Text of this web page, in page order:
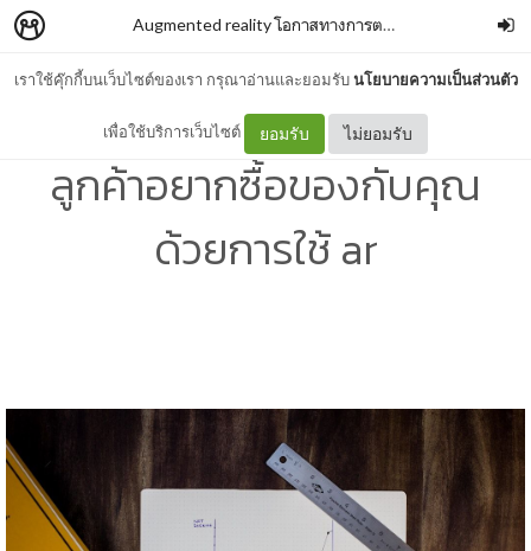
เราใช้คุ๊กกี้บนเว็บไซต์ของเรา กรุณาอ่านและยอมรับนโยบายความเป็นส่วนตัว
เพื่อใช้บริการเว็บไซต์ ยอมรับ ไม่ยอมรับ
Augmented reality โอกาสทางการตลาดของธุรกิจออนไลน์ช่วง covid-19
เหตุผลทางจิตวิทยาที่ทำให้
ลูกค้าอยากซื้อของกับคุณ
ด้วยการใช้ ar